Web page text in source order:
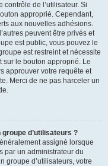
contrôle de l’utilisateur. Si
approprié. Cependant,
aux nouvelles adhésions.
peuvent être privés et
est public, vous pouvez le
est restreint et nécessite
le bouton approprié. Le
approuver votre requête et
Merci de ne pas harceler un
d’utilisateurs ?
assigné lorsque
par un administrateur du
groupe d’utilisateurs, votre